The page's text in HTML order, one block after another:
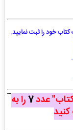
خود را ثبت نمایید.
عدد7را به